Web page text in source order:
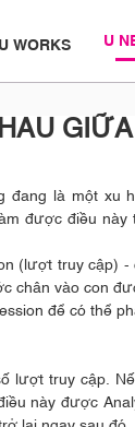
U WORKS U
đang là một
được điều
(lượt truy cập)
chân vào con
để có thể
lượt truy cập.
này được